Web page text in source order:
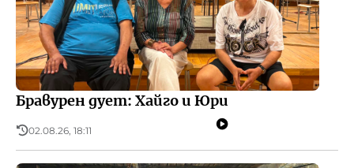
Бравурен дует: Хайго и Юри
02.08.26, 18:11